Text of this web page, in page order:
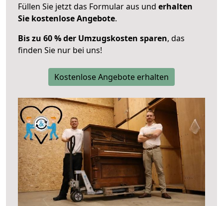
Füllen Sie jetzt das Formular aus und erhalten
Sie kostenlose Angebote.
Bis zu 60 % der Umzugskosten sparen, das
finden Sie nur bei uns!
Kostenlose Angebote erhalten